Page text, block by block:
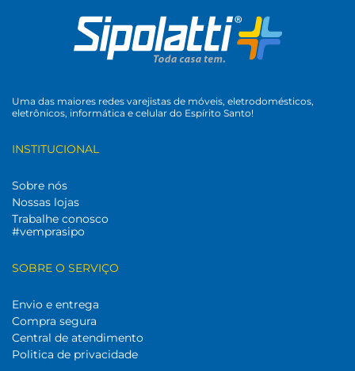
Uma das maiores redes varejistas de móveis, eletrodomésticos,
eletrônicos, informática e celular do Espírito Santo!
INSTITUCIONAL
Sobre nós
Nossas lojas
Trabalhe conosco
#vemprasipo
SOBRE O SERVIÇO
Envio e entrega
Compra segura
Central de atendimento
Politica de privacidade